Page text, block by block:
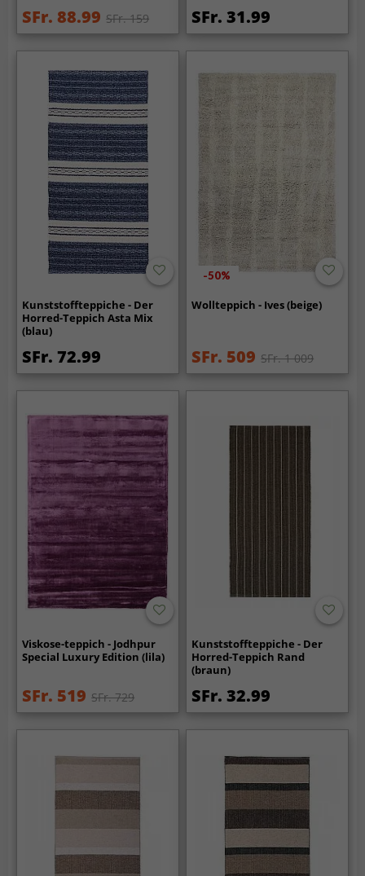
SFr. 88.99 SFr. 159 SFr. 31.99
Kunststoffteppiche - Der
Horred-Teppich Asta Mix
(blau)
SFr. 72.99
-50%
Wollteppich - Ives (beige)
SFr. 509 SFr. 1 009
Viskose-teppich - Jodhpur
Special Luxury Edition (lila)
SFr. 519 SFr. 729
Kunststoffteppiche - Der
Horred-Teppich Rand
(braun)
SFr. 32.99